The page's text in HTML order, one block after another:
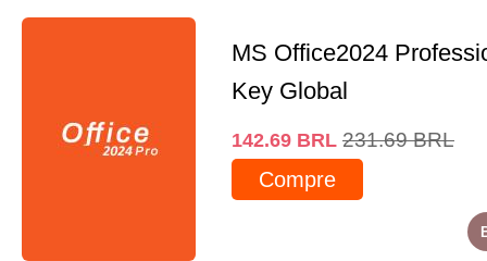
MS Office2024
Key Global
142.69 BRL 231.69 BRL
Compre